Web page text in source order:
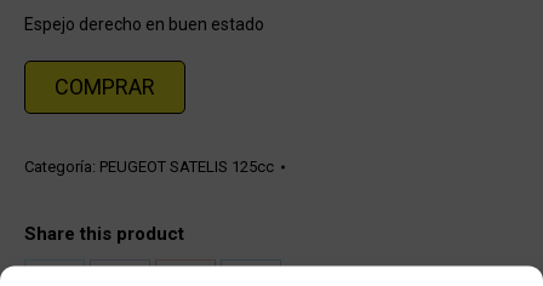
Espejo derecho en buen estado
COMPRAR
Categoría: PEUGEOT SATELIS 125cc
Share this product